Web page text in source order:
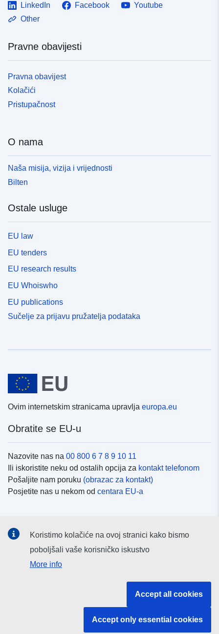
LinkedIn Facebook
Youtube
Other
Pravne obavijesti
Pravna obavijest
Kolačići
Pristupačnost
O nama
Naša misija, vizija i vrijednosti
Bilten
Ostale usluge
EU law
EU tenders
EU research results
EU Whoiswho
EU publications
Sučelje za prijavu pružatelja podataka
Ovim internetskim stranicama upravlja europa.eu
Obratite se EU-u
Nazovite nas na 00 800 6 7 8 9 10 11
Ili iskoristite neku od ostalih opcija za kontakt telefonom
Pošaljite nam poruku (obrazac za kontakt)
Posjetite nas u nekom od centara EU-a
Potražite kanale EU-a nadruštvenim mrežama
Koristimo kolačiće na ovoj stranici kako bismo
poboljšali vaše korisničko iskustvo
More info
Accept all cookies
Accept only essential cookies